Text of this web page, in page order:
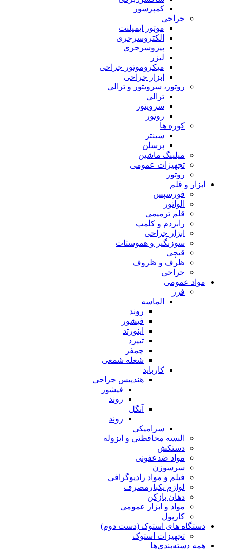
کمپرسور
جراحی
موتور ایمپلنت
الکتروسرجری
پیزوسرجری
لیزر
میکروموتور جراحی
ابزار جراحی
روتور، سرویتور و ترالی
ترالی
سرویتور
روتور
کوره ها
سینتر
پرسلن
میلینگ ماشین
تجهیزات عمومی
روتور
ابزار و قلم
فورسپس
الواتور
قلم ترمیمی
رابردم و کلمپ
ابزار جراحی
سوزنگیر و هموستات
قیچی
ظرف و ظروف
جراحی
مواد عمومی
فرز
الماسه
روند
فیشور
اینورتد
تیپرد
چمفر
شعله شمعی
کارباید
هندپیس جراحی
فیشور
روند
آنگل
روند
سرامیکی
البسه محافظتی و ایزوله
دستکش
مواد ضدعفونی
سرسوزن
فیلم و مواد رادیوگرافی
لوازم یکبارمصرف
دهان بازکن
مواد و ابزار عمومی
کارپول
دستگاه های استوک (دست دوم)
تجهیزات استوک
همه دسته‌بندی‌ها